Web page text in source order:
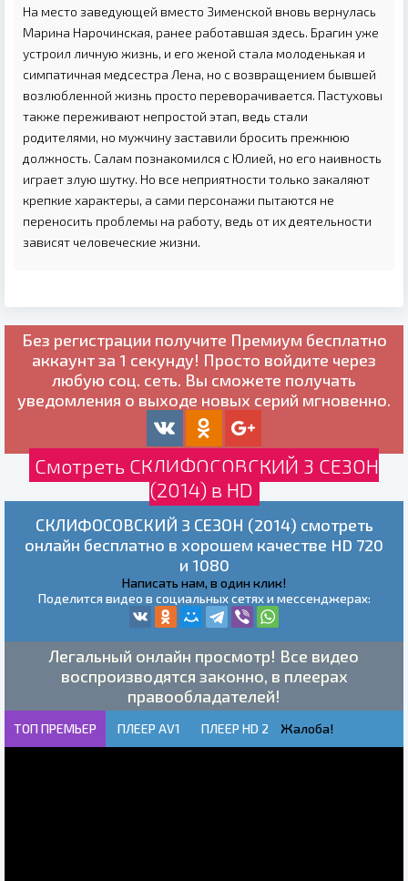
На место заведующей вместо Зименской вновь вернулась
Марина Нарочинская, ранее работавшая здесь. Брагин уже
устроил личную жизнь, и его женой стала молоденькая и
симпатичная медсестра Лена, но с возвращением бывшей
возлюбленной жизнь просто переворачивается. Пастуховы
также переживают непростой этап, ведь стали
родителями, но мужчину заставили бросить прежнюю
должность. Салам познакомился с Юлией, но его наивность
играет злую шутку. Но все неприятности только закаляют
крепкие характеры, а сами персонажи пытаются не
переносить проблемы на работу, ведь от их деятельности
зависят человеческие жизни.
Без регистрации получите Премиум бесплатно
аккаунт за 1 секунду! Просто войдите через
любую соц. сеть. Вы сможете получать
уведомления о выходе новых серий мгновенно.
Смотреть СКЛИФОСОВСКИЙ 3 СЕЗОН
(2014) в HD
СКЛИФОСОВСКИЙ 3 СЕЗОН (2014) смотреть
онлайн бесплатно в хорошем качестве HD 720
и 1080
Написать нам, в один клик!
Поделится видео в социальных сетях и мессенджерах:
Легальный онлайн просмотр! Все видео
воспроизводятся законно, в плеерах
правообладателей!
ТОП ПРЕМЬЕР ПЛЕЕР AV1 ПЛЕЕР HD 2 Жалоба!